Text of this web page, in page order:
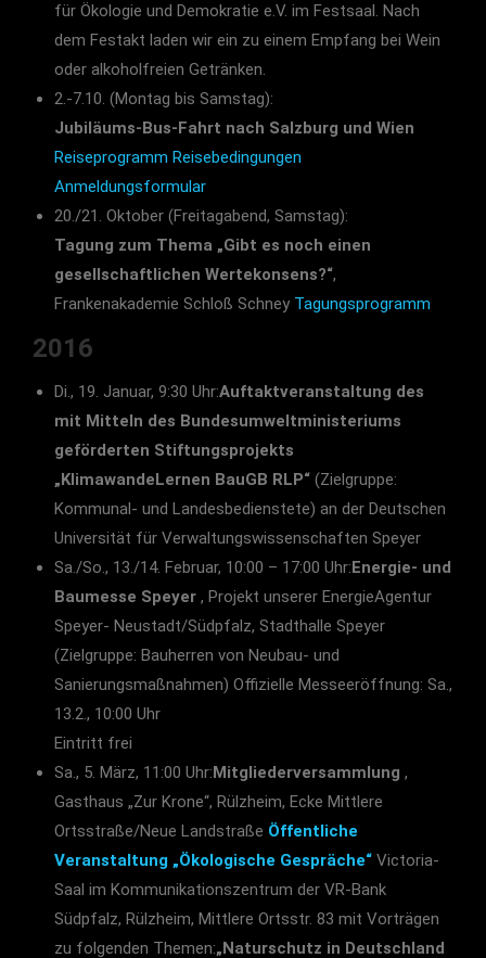
für Ökologie und Demokratie e.V. im Festsaal. Nach
dem Festakt laden wir ein zu einem Empfang bei Wein
oder alkoholfreien Getränken.
2.-7.10. (Montag bis Samstag):
Jubiläums-Bus-Fahrt nach Salzburg und Wien
Reiseprogramm Reisebedingungen
Anmeldungsformular
20./21. Oktober (Freitagabend, Samstag):
Tagung zum Thema „Gibt es noch einen
gesellschaftlichen Wertekonsens?“,
Frankenakademie Schloß Schney Tagungsprogramm
2016
Di., 19. Januar, 9:30 Uhr:Auftaktveranstaltung des
mit Mitteln des Bundesumweltministeriums
geförderten Stiftungsprojekts
„KlimawandeLernen BauGB RLP“ (Zielgruppe:
Kommunal- und Landesbedienstete) an der Deutschen
Universität für Verwaltungswissenschaften Speyer
Sa./So., 13./14. Februar, 10:00 – 17:00 Uhr:Energie- und
Baumesse Speyer , Projekt unserer EnergieAgentur
Speyer- Neustadt/Südpfalz, Stadthalle Speyer
(Zielgruppe: Bauherren von Neubau- und
Sanierungsmaßnahmen) Offizielle Messeeröffnung: Sa.,
13.2., 10:00 Uhr
Eintritt frei
Sa., 5. März, 11:00 Uhr:Mitgliederversammlung ,
Gasthaus „Zur Krone“, Rülzheim, Ecke Mittlere
Ortsstraße/Neue Landstraße Öffentliche
Veranstaltung „Ökologische Gespräche“ Victoria-
Saal im Kommunikationszentrum der VR-Bank
Südpfalz, Rülzheim, Mittlere Ortsstr. 83 mit Vorträgen
zu folgenden Themen:„Naturschutz in Deutschland